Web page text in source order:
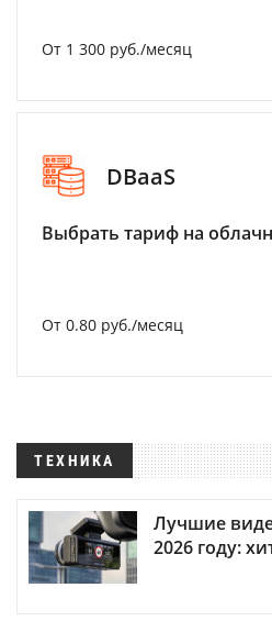
От 1 300 руб./месяц
DBaaS
Выбрать тариф на
От 0.80 руб./месяц
ТЕХНИКА
Лучшие
2026 году: